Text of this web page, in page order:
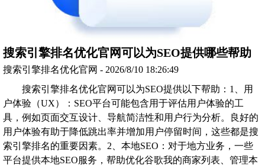
搜索引擎排名优化官网可以为SEO提供哪些帮助
搜索引擎排名优化官网 - 2026/8/10 18:26:49
搜索引擎排名优化官网可以为SEO提供以下帮助：1、用
户体验（UX）：SEO平台可能包含用于评估用户体验的工
具，例如页面交互设计、导航简洁性和用户行为分析。良好的
用户体验有助于降低跳出率并增加用户停留时间，这些都是搜
索引擎排名的重要因素。2、本地SEO：对于地方业务，一些
平台提供本地SEO服务，帮助优化谷歌我的商家列表、管理本